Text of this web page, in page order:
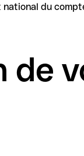
nécessaires pour